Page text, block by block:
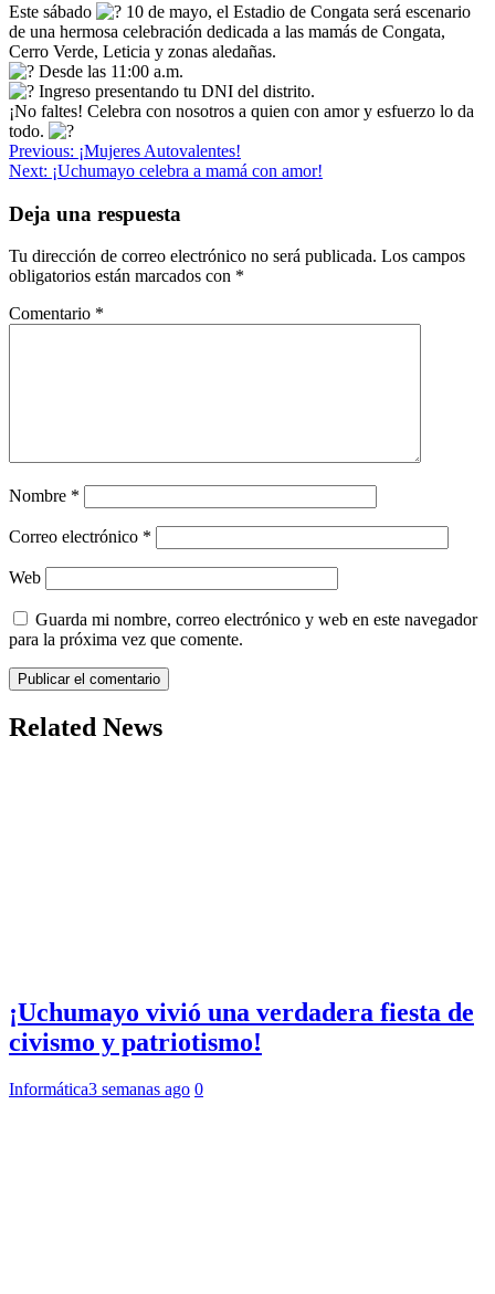
Este sábado
10 de mayo, el Estadio de Congata será escenario
de una hermosa celebración dedicada a las mamás de Congata,
Cerro Verde, Leticia y zonas aledañas.
Desde las 11:00 a.m.
Ingreso presentando tu DNI del distrito.
¡No faltes! Celebra con nosotros a quien con amor y esfuerzo lo da
todo.
Navegación
de
entradas
Previous: ¡Mujeres Autovalentes!
Next: ¡Uchumayo celebra a mamá con amor!
Deja una respuesta
Tu dirección de correo electrónico no será publicada. Los campos
obligatorios están marcados con *
Comentario *
Nombre *
Correo electrónico *
Web
Guarda mi nombre, correo electrónico y web en este navegador
para la próxima vez que comente.
Related News
¡Uchumayo vivió una verdadera fiesta de
civismo y patriotismo!
Informática3 semanas ago 0